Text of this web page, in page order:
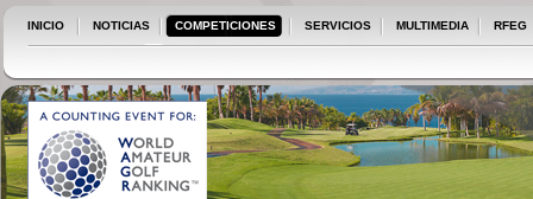
INICIO NOTICIAS COMPETICIONES SERVICIOS MULTIMEDIA RFEG